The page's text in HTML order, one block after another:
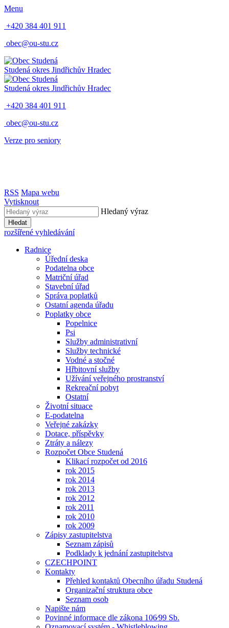
Menu
+420 384 401 911
obec@ou-stu.cz
Studená okres Jindřichův Hradec
Studená okres Jindřichův Hradec
+420 384 401 911
obec@ou-stu.cz
Verze pro seniory
RSS Mapa webu
Vytisknout
Hledaný výraz
Hledat
rozšířené vyhledávání
Radnice
Úřední deska
Podatelna obce
Matriční úřad
Stavební úřad
Správa poplatků
Ostatní agenda úřadu
Poplatky obce
Popelnice
Psi
Služby administrativní
Služby technické
Vodné a stočné
Hřbitovní služby
Užívání veřejného prostranství
Rekreační pobyt
Ostatní
Životní situace
E-podatelna
Veřejné zakázky
Dotace, příspěvky
Ztráty a nálezy
Rozpočet Obce Studená
Klikací rozpočet od 2016
rok 2015
rok 2014
rok 2013
rok 2012
rok 2011
rok 2010
rok 2009
Zápisy zastupitelstva
Seznam zápisů
Podklady k jednání zastupitelstva
CZECHPOINT
Kontakty
Přehled kontaktů Obecního úřadu Studená
Organizační struktura obce
Seznam osob
Napište nám
Povinné informace dle zákona 106⁄99 Sb.